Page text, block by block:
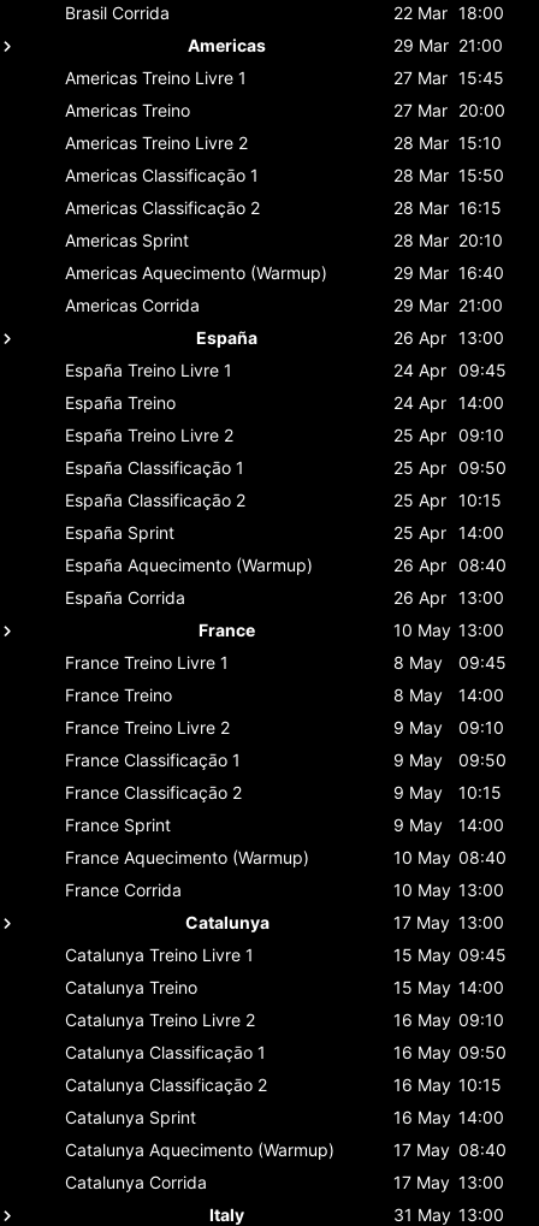
Brasil Corrida 22 Mar 18:00
Americas
29 Mar 21:00
Americas Treino Livre 1 27 Mar 15:45
Americas Treino 27 Mar 20:00
Americas Treino Livre 2 28 Mar 15:10
Americas Classificaçāo 1 28 Mar 15:50
Americas Classificaçāo 2 28 Mar 16:15
Americas Sprint 28 Mar 20:10
Americas Aquecimento (Warmup) 29 Mar 16:40
Americas Corrida 29 Mar 21:00
España
26 Apr 13:00
España Treino Livre 1 24 Apr 09:45
España Treino 24 Apr 14:00
España Treino Livre 2 25 Apr 09:10
España Classificaçāo 1 25 Apr 09:50
España Classificaçāo 2 25 Apr 10:15
España Sprint 25 Apr 14:00
España Aquecimento (Warmup) 26 Apr 08:40
España Corrida 26 Apr 13:00
France
10 May 13:00
France Treino Livre 1 8 May
09:45
France Treino 8 May
14:00
France Treino Livre 2 9 May
09:10
France Classificaçāo 1 9 May
09:50
France Classificaçāo 2 9 May
10:15
France Sprint 9 May
14:00
France Aquecimento (Warmup) 10 May 08:40
France Corrida 10 May 13:00
Catalunya
17 May 13:00
Catalunya Treino Livre 1 15 May 09:45
Catalunya Treino 15 May 14:00
Catalunya Treino Livre 2 16 May 09:10
Catalunya Classificaçāo 1 16 May 09:50
Catalunya Classificaçāo 2 16 May 10:15
Catalunya Sprint 16 May 14:00
Catalunya Aquecimento (Warmup) 17 May 08:40
Catalunya Corrida 17 May 13:00
Italy
31 May 13:00